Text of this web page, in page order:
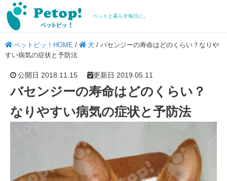
ペットと暮らす毎日に。
ペットピッ！HOME / 犬 / バセンジーの寿命はどのくらい？なりや
すい病気の症状と予防法
公開日 2018.11.15 更新日 2019.05.11
バセンジーの寿命はどのくらい？
なりやすい病気の症状と予防法